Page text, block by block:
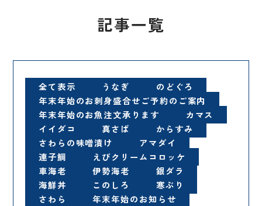
記事一覧
全て表示 うなぎ
のどぐろ
年末年始のお刺身盛合せご予約のご案内
年末年始のお魚注文承ります
カマス
イイダコ
真さば
からすみ
さわらの味噌漬け
アマダイ
連子鯛
えびクリームコロッケ
車海老
伊勢海老
銀ダラ
海鮮丼
このしろ
寒ぶり
さわら
年末年始のお知らせ